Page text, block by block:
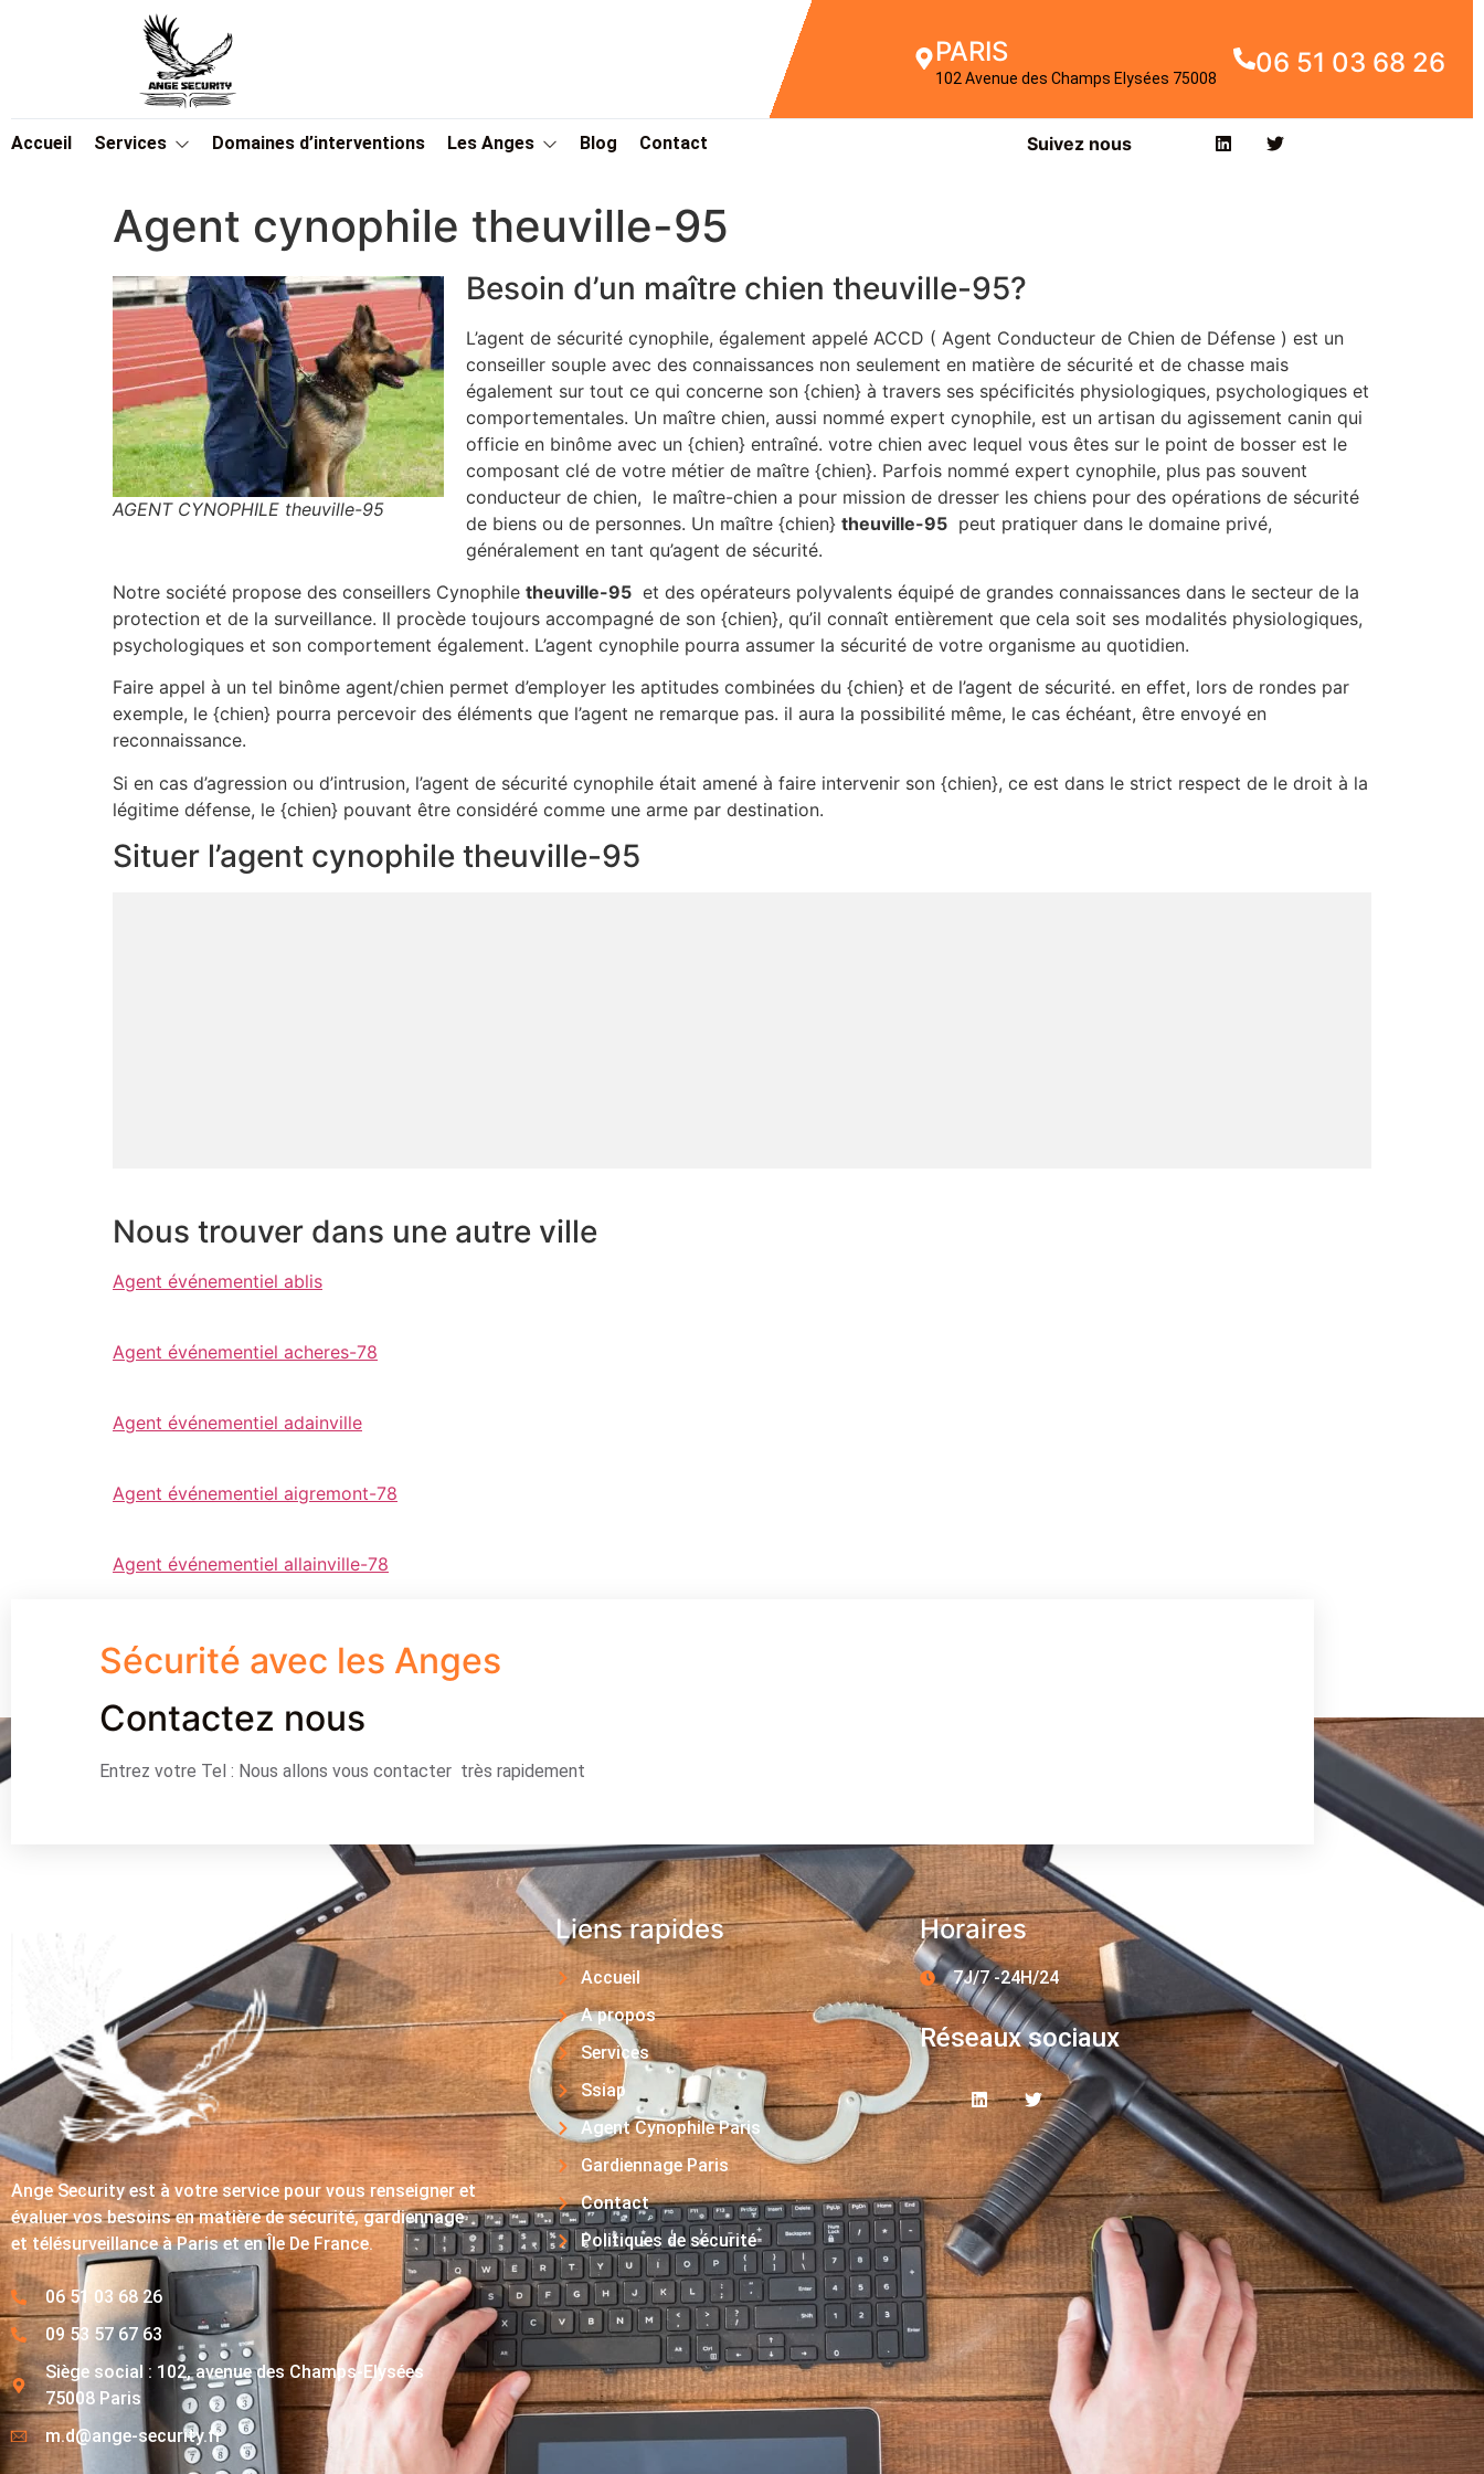
PARIS
102 Avenue des Champs Elysées 75008 06 51 03 68 26
Accueil Services Domaines d’interventions Les Anges Blog Contact Suivez nous
Agent cynophile theuville-95
AGENT CYNOPHILE theuville-95
Besoin d’un maître chien theuville-95?
L’agent de sécurité cynophile, également appelé ACCD ( Agent Conducteur de Chien de Défense ) est un
conseiller souple avec des connaissances non seulement en matière de sécurité et de chasse mais
également sur tout ce qui concerne son {chien} à travers ses spécificités physiologiques, psychologiques et
comportementales. Un maître chien, aussi nommé expert cynophile, est un artisan du agissement canin qui
officie en binôme avec un {chien} entraîné. votre chien avec lequel vous êtes sur le point de bosser est le
composant clé de votre métier de maître {chien}. Parfois nommé expert cynophile, plus pas souvent
conducteur de chien, le maître-chien a pour mission de dresser les chiens pour des opérations de sécurité
de biens ou de personnes. Un maître {chien} theuville-95 peut pratiquer dans le domaine privé,
généralement en tant qu’agent de sécurité.
Notre société propose des conseillers Cynophile theuville-95 et des opérateurs polyvalents équipé de grandes connaissances dans le secteur de la
protection et de la surveillance. Il procède toujours accompagné de son {chien}, qu’il connaît entièrement que cela soit ses modalités physiologiques,
psychologiques et son comportement également. L’agent cynophile pourra assumer la sécurité de votre organisme au quotidien.
Faire appel à un tel binôme agent/chien permet d’employer les aptitudes combinées du {chien} et de l’agent de sécurité. en effet, lors de rondes par
exemple, le {chien} pourra percevoir des éléments que l’agent ne remarque pas. il aura la possibilité même, le cas échéant, être envoyé en
reconnaissance.
Si en cas d’agression ou d’intrusion, l’agent de sécurité cynophile était amené à faire intervenir son {chien}, ce est dans le strict respect de le droit à la
légitime défense, le {chien} pouvant être considéré comme une arme par destination.
Situer l’agent cynophile theuville-95
Nous trouver dans une autre ville
Agent événementiel ablis
Agent événementiel acheres-78
Agent événementiel adainville
Agent événementiel aigremont-78
Agent événementiel allainville-78
Sécurité avec les Anges
Contactez nous
Entrez votre Tel : Nous allons vous contacter très rapidement
Ange Security est à votre service pour vous renseigner et
évaluer vos besoins en matière de sécurité, gardiennage
et télésurveillance à Paris et en Île De France.
06 51 03 68 26
09 53 57 67 63
Siège social : 102, avenue des Champs-Elysées
75008 Paris
m.d@ange-security.fr
Liens rapides
Accueil
A propos
Services
Ssiap
Agent Cynophile Paris
Gardiennage Paris
Contact
Politiques de sécurité
Horaires
7J/7 -24H/24
Réseaux sociaux